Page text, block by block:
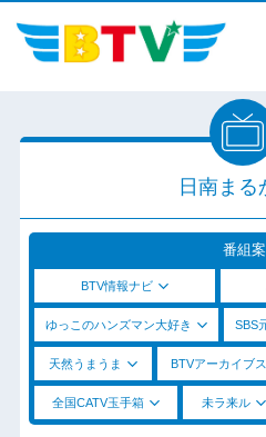
日南まる
番組
BTV情報ナビ
ゆっこのハンズマン大好き SBS
天然うまうま BTVアーカイブス
全国CATV玉手箱 未ラ来ル